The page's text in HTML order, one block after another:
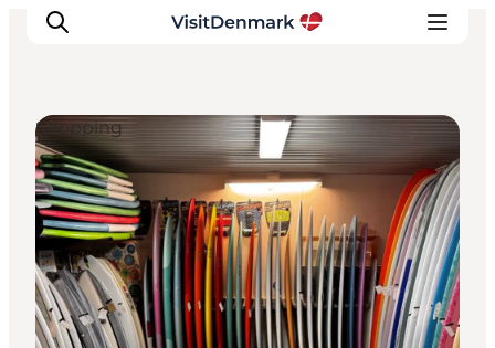
Inspirasjon
Reisemål
Aktiviteter
Overnatting
Planlegg reisen
Shopping